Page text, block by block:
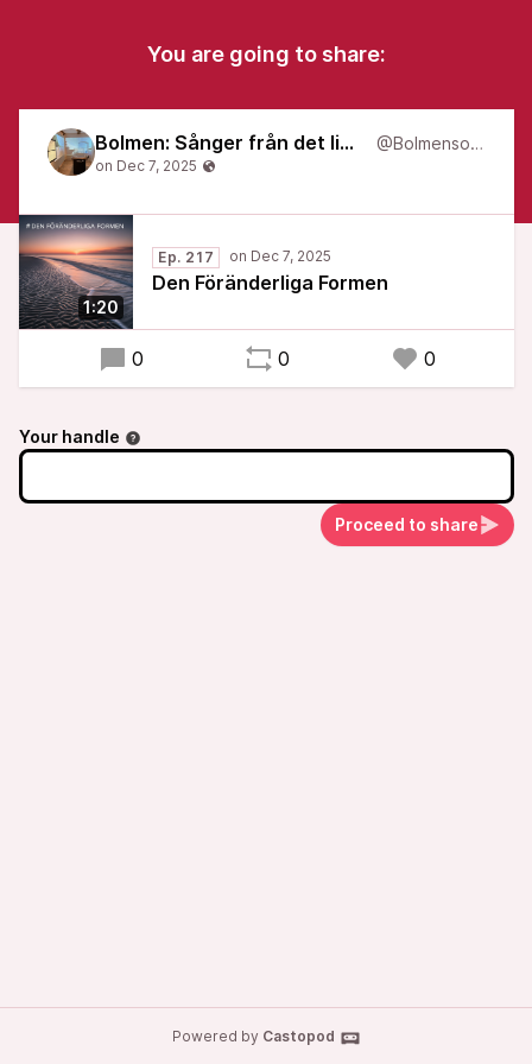
You are going to share:
Bolmen: Sånger från det liminala @Bolmensongs
1:20
Ep. 217
Den Föränderliga Formen
0 0 0
Your handle
Proceed to share
Powered by Castopod